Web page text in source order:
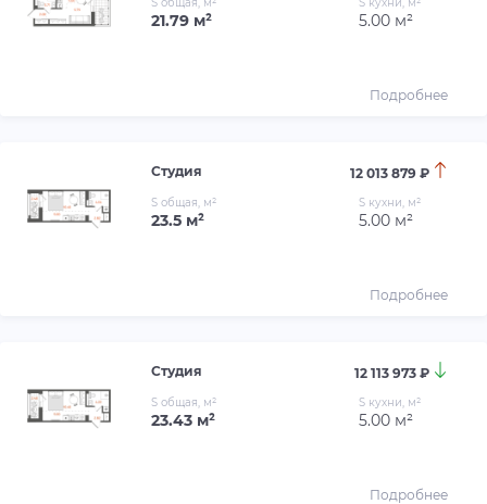
21.79 м² 5.00 м²
Подробнее
Студия 12 013 879 ₽
S общая, м²
23.5 м²
S кухни, м²
5.00 м²
Подробнее
Студия 12 113 973 ₽
S общая, м²
23.43 м²
S кухни, м²
5.00 м²
Подробнее